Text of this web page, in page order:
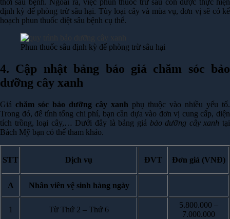
thời sâu bệnh. Ngoài ra, việc phun thuốc trừ sâu còn được thực hiện
định kỳ để phòng trừ sâu hại. Tùy loại cây và mùa vụ, đơn vị sẽ có kế
hoạch phun thuốc diệt sâu bệnh cụ thể.
Phun thuốc sâu định kỳ để phòng trừ sâu hại
4. Cập nhật bảng báo giá chăm sóc bảo
dưỡng cây xanh
Giá chăm sóc bảo dưỡng cây xanh phụ thuộc vào nhiều yếu tố.
Trong đó, để tính tổng chi phí, bạn cần dựa vào đơn vị cung cấp, diện
tích trồng, loại cây,… Dưới đây là bảng giá bảo dưỡng cây xanh tại
Bách Mỹ bạn có thể tham khảo.
STT Dịch vụ ĐVT Đơn giá (VNĐ)
A Nhân viên vệ sinh hàng ngày
1 Từ Thứ 2 – Thứ 6
5.800.000 –
7.000.000